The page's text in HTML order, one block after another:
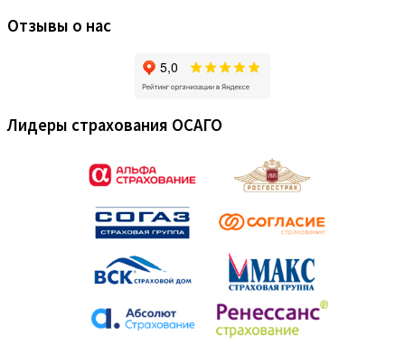
Отзывы о нас
Лидеры страхования ОСАГО